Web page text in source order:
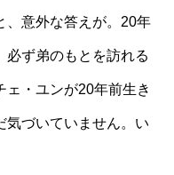
意外な答えが。 20年
必ず弟のもとを訪れる
ェ・ユンが20年前生き
気づいていません。い